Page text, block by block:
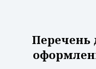
Перечень